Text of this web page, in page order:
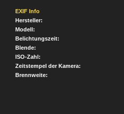
EXIF Info
Hersteller:
Modell:
Belichtungszeit:
Blende:
ISO-Zahl:
Zeitstempel der Kamera:
Brennweite: